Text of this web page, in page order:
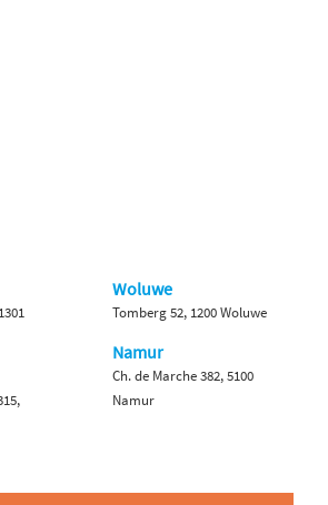
Woluwe
Tomberg 52, 1200 Woluwe
Namur
Ch. de Marche 382, 5100
Namur